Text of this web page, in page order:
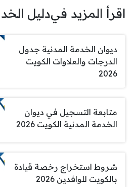
اقرأ المزيد فيدليل
ديوان الخدمة المدنية جدول
الدرجات والعلاوات الكويت
2026
متابعة التسجيل في ديوان
الخدمة المدنية الكويت 2026
شروط استخراج رخصة قيادة
بالكويت للوافدين 2026